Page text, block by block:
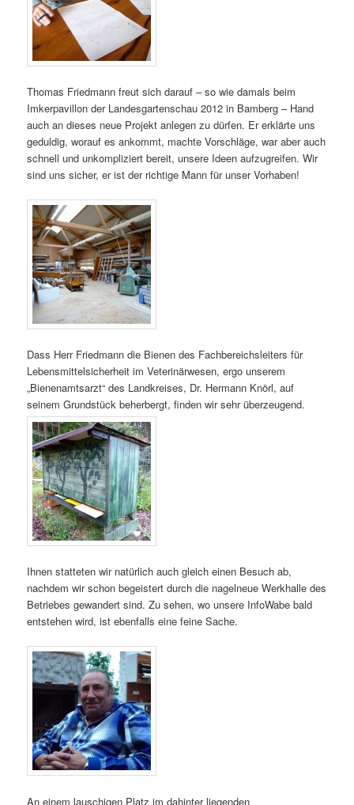
Thomas Friedmann freut sich darauf – so wie damals beim
Imkerpavillon der Landesgartenschau 2012 in Bamberg – Hand
auch an dieses neue Projekt anlegen zu dürfen. Er erklärte uns
geduldig, worauf es ankommt, machte Vorschläge, war aber auch
schnell und unkompliziert bereit, unsere Ideen aufzugreifen. Wir
sind uns sicher, er ist der richtige Mann für unser Vorhaben!
Dass Herr Friedmann die Bienen des Fachbereichsleiters für
Lebensmittelsicherheit im Veterinärwesen, ergo unserem
„Bienenamtsarzt“ des Landkreises, Dr. Hermann Knörl, auf
seinem Grundstück beherbergt, finden wir sehr überzeugend.
Ihnen statteten wir natürlich auch gleich einen Besuch ab,
nachdem wir schon begeistert durch die nagelneue Werkhalle des
Betriebes gewandert sind. Zu sehen, wo unsere InfoWabe bald
entstehen wird, ist ebenfalls eine feine Sache.
An einem lauschigen Platz im dahinter liegenden